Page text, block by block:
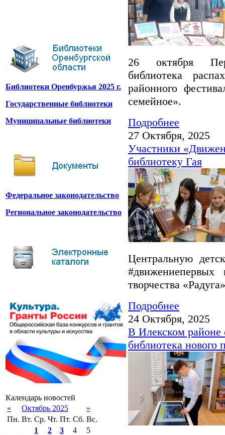
Библиотеки Оренбуржья 2025 г.
Государственные библиотеки
Муниципальные библиотеки
Федеральное законодательство
Региональное законодательство
Календарь новостей
«
Октябрь 2025
»
Пн. Вт. Ср. Чт. Пт. Сб. Вс.
1
2 3 4
5
26 октября
библиотека
районного
семейное».
Подробнее
27 Октября, 2025
Участники
библиотеку Гая
Центральную
творчества
Подробнее
24 Октября, 2025
В Илекском районе
библиотека нового